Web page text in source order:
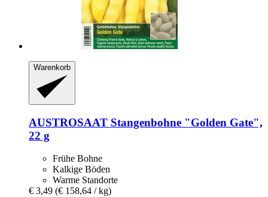
Warenkorb
AUSTROSAAT Stangenbohne "Golden Gate",
22 g
Frühe Bohne
Kalkige Böden
Warme Standorte
€ 3,49 (€ 158,64 / kg)